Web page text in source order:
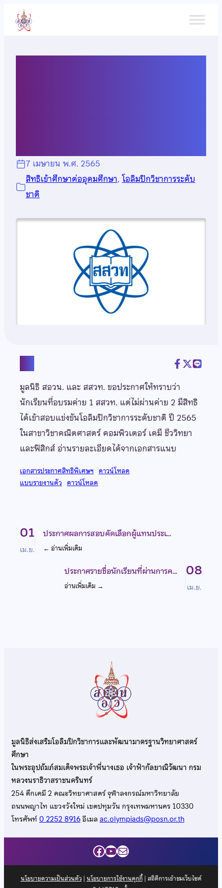
เนื้อหา
7 เมษายน พ.ศ. 2565
สิทธิเข้าศึกษาต่ออุดมศึกษา, โอลิมปิกวิชาการระดับ
ชาติ
มูลนิธิ สอวน. และ สสวท. ขอประกาศให้ทราบว่า
นักเรียนที่อบรมค่าย 1 สสวท. แต่ไม่ผ่านค่าย 2 มีสิทธิ
ได้เข้าสอบแข่งขันโอลิมปิกวิชาการระดับชาติ ปี 2565
ในสาขาวิชาคณิตศาสตร์ คอมพิวเตอร์ เคมี ชีววิทยา
และฟิสิกส์ อ่านรายละเอียดได้จากเอกสารแนบ
เอกสารประกาศสิทธิพิเศษฯ ดาวน์โหลด
แบบรายงานตัว ดาวน์โหลด
01
เม.ย.
ประกาศผลการสอบคัดเลือกผู้แทนประเ…
← อ่านเพิ่มเติม
08
เม.ย.
ประกาศรายชื่อนักเรียนที่ผ่านการค…
อ่านเพิ่มเติม →
มูลนิธิส่งเสริมโอลิมปิกวิชาการและพัฒนามาตรฐานวิทยาศาสตร์
ศึกษา
ในพระอุปถัมภ์สมเด็จพระเจ้าพี่นางเธอ เจ้าฟ้ากัลยาณิวัฒนา กรม
หลวงนราธิวาสราชนครินทร์
254 ตึกเคมี 2 คณะวิทยาศาสตร์ จุฬาลงกรณ์มหาวิทยาลัย
ถนนพญาไท แขวงวังใหม่ เขตปทุมวัน กรุงเทพมหานคร 10330
โทรศัพท์0 2252 8916อีเมลac.olympiads@posn.or.th
Facebook
YouTube
Mail
นโยบายความเป็นส่วนตัว|นโยบายการใช้งานคุกกี้| สถิติการเข้าชมเว็บไซต์